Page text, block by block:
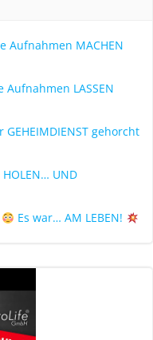
Aufnahmen MACHEN
Aufnahmen LASSEN
GEHEIMDIENST gehorcht
UND
Es war… AM LEBEN!